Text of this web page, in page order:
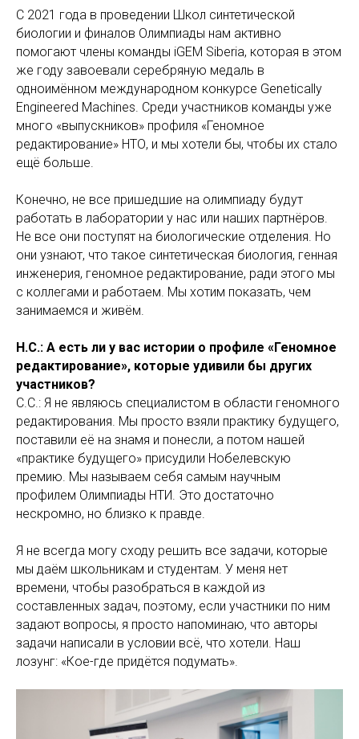
C 2021 года в проведении Школ синтетической
биологии и финалов Олимпиады нам активно
помогают члены команды iGEM Siberia, которая в этом
же году завоевали серебряную медаль в
одноимённом международном конкурсе Genetically
Engineered Machines. Среди участников команды уже
много «выпускников» профиля «Геномное
редактирование» НТО, и мы хотели бы, чтобы их стало
ещё больше.
Конечно, не все пришедшие на олимпиаду будут
работать в лаборатории у нас или наших партнёров.
Не все они поступят на биологические отделения. Но
они узнают, что такое синтетическая биология, генная
инженерия, геномное редактирование, ради этого мы
с коллегами и работаем. Мы хотим показать, чем
занимаемся и живём.
Н.С.: А есть ли у вас истории о профиле «Геномное
редактирование», которые удивили бы других
участников?
С.С.: Я не являюсь специалистом в области геномного
редактирования. Мы просто взяли практику будущего,
поставили её на знамя и понесли, а потом нашей
«практике будущего» присудили Нобелевскую
премию. Мы называем себя самым научным
профилем Олимпиады НТИ. Это достаточно
нескромно, но близко к правде.
Я не всегда могу сходу решить все задачи, которые
мы даём школьникам и студентам. У меня нет
времени, чтобы разобраться в каждой из
составленных задач, поэтому, если участники по ним
задают вопросы, я просто напоминаю, что авторы
задачи написали в условии всё, что хотели. Наш
лозунг: «Кое-где придётся подумать».